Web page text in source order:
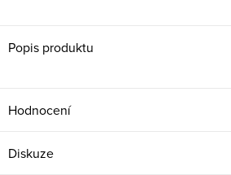
Popis produktu
Hodnocení
Diskuze